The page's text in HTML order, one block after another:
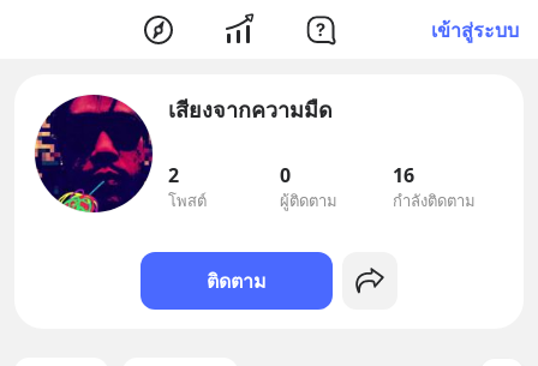
เข้าสู่ระบบ
เสียงจากความมืด
2
โพสต์
0
ผู้ติดตาม
16
กำลังติดตาม
ติดตาม